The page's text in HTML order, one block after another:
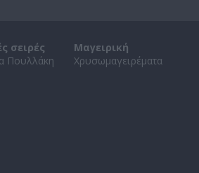
σειρές
Πουλλάκη
Μαγειρική
Χρυσωμαγειρέματα